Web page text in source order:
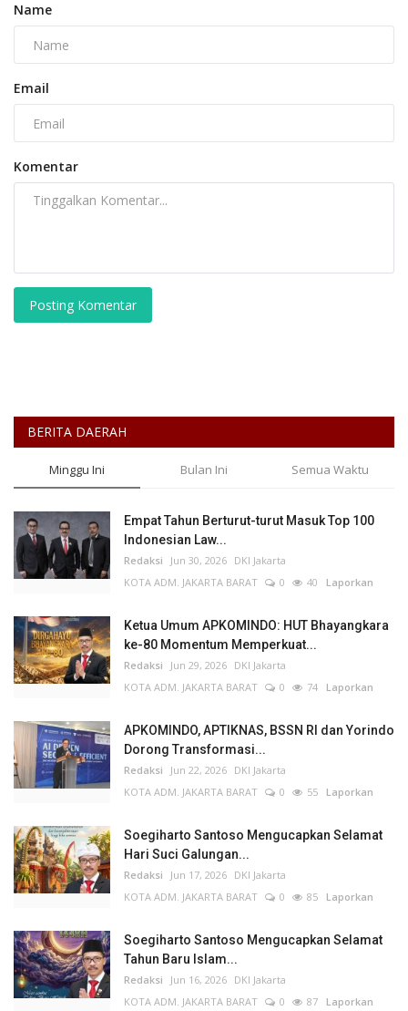
Name
Email
Komentar
Posting Komentar
BERITA DAERAH
Minggu Ini Bulan Ini Semua Waktu
Empat Tahun Berturut-turut Masuk Top 100
Indonesian Law...
Redaksi Jun 30, 2026 DKI Jakarta
KOTA ADM. JAKARTA BARAT
0 40 Laporkan
Ketua Umum APKOMINDO: HUT Bhayangkara
ke-80 Momentum Memperkuat...
Redaksi Jun 29, 2026 DKI Jakarta
KOTA ADM. JAKARTA BARAT
0 74 Laporkan
APKOMINDO, APTIKNAS, BSSN RI dan Yorindo
Dorong Transformasi...
Redaksi Jun 22, 2026 DKI Jakarta
KOTA ADM. JAKARTA BARAT
0 55 Laporkan
Soegiharto Santoso Mengucapkan Selamat
Hari Suci Galungan...
Redaksi Jun 17, 2026 DKI Jakarta
KOTA ADM. JAKARTA BARAT
0 85 Laporkan
Soegiharto Santoso Mengucapkan Selamat
Tahun Baru Islam...
Redaksi Jun 16, 2026 DKI Jakarta
KOTA ADM. JAKARTA BARAT
0 87 Laporkan